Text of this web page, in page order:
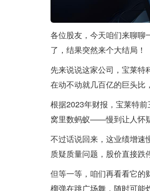
各位股友，今天咱们来聊
了，结果突然来个大结局！
先来说说这家公司，宝莱
在动不动就几百亿的巨头比
根据2023年财报，宝莱特
窝里数蚂蚁——慢到让人怀
不过话说回来，这业绩增速
质疑质量问题，股价直接跌
但等一等，咱们再看看它的
榴弹在跳广场舞，随时可能